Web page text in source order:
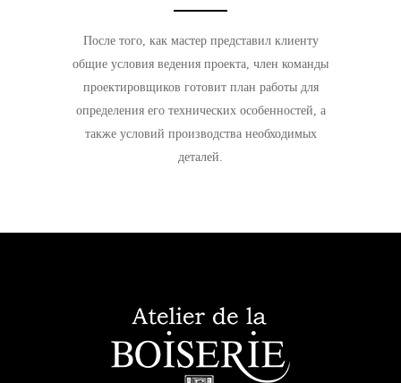
После того, как мастер представил клиенту
общие условия ведения проекта, член команды
проектировщиков готовит план работы для
определения его технических особенностей, а
также условий производства необходимых
деталей.